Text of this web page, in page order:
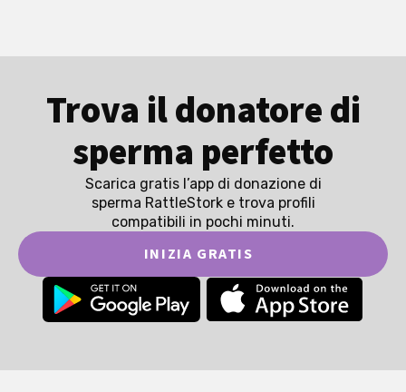
Trova il donatore di
sperma perfetto
Scarica gratis l’app di donazione di
sperma RattleStork e trova profili
compatibili in pochi minuti.
INIZIA GRATIS